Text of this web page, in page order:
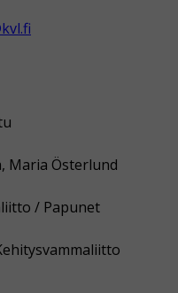
Maria Österlund
/ Papunet